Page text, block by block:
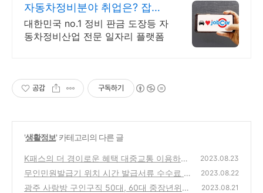
자동차정비분야 취업은? 잡카
SINCE 2005
대한민국 no.1 정비 판금 도장등 자
동차정비산업 전문 일자리 플랫폼
공감 구독하기
'생활정보' 카테고리의 다른 글
K패스의 더 경이로운 혜택 대중교통 이용하고
환급받는 방법
(0)
2023.08.23
무인민원발급기 위치 시간 발급서류 수수료 등
본 인감 가족관계증명서
(1)
2023.08.22
광주 사랑방 구인구직 50대, 60대 중장년위주
2023.08.21